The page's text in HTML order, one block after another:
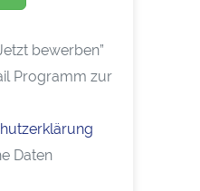
bewerben”
Programm zur
Daten